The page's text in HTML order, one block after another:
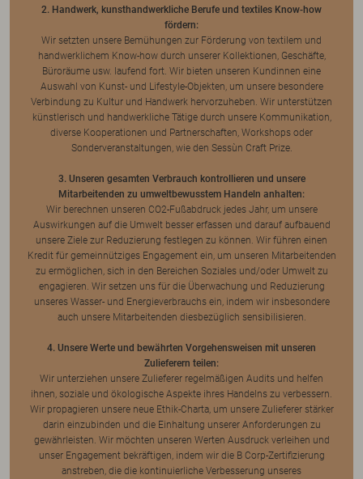
2. Handwerk, kunsthandwerkliche Berufe und textiles Know-how
fördern:
Wir setzten unsere Bemühungen zur Förderung von textilem und
handwerklichem Know-how durch unserer Kollektionen, Geschäfte,
Büroräume usw. laufend fort. Wir bieten unseren Kundinnen eine
Auswahl von Kunst- und Lifestyle-Objekten, um unsere besondere
Verbindung zu Kultur und Handwerk hervorzuheben. Wir unterstützen
künstlerisch und handwerkliche Tätige durch unsere Kommunikation,
diverse Kooperationen und Partnerschaften, Workshops oder
Sonderveranstaltungen, wie den Sessùn Craft Prize.
3. Unseren gesamten Verbrauch kontrollieren und unsere
Mitarbeitenden zu umweltbewusstem Handeln anhalten:
Wir berechnen unseren CO2-Fußabdruck jedes Jahr, um unsere
Auswirkungen auf die Umwelt besser erfassen und darauf aufbauend
unsere Ziele zur Reduzierung festlegen zu können. Wir führen einen
Kredit für gemeinnütziges Engagement ein, um unseren Mitarbeitenden
zu ermöglichen, sich in den Bereichen Soziales und/oder Umwelt zu
engagieren. Wir setzen uns für die Überwachung und Reduzierung
unseres Wasser- und Energieverbrauchs ein, indem wir insbesondere
auch unsere Mitarbeitenden diesbezüglich sensibilisieren.
4. Unsere Werte und bewährten Vorgehensweisen mit unseren
Zulieferern teilen:
Wir unterziehen unsere Zulieferer regelmäßigen Audits und helfen
ihnen, soziale und ökologische Aspekte ihres Handelns zu verbessern.
Wir propagieren unsere neue Ethik-Charta, um unsere Zulieferer stärker
darin einzubinden und die Einhaltung unserer Anforderungen zu
gewährleisten. Wir möchten unseren Werten Ausdruck verleihen und
unser Engagement bekräftigen, indem wir die B Corp-Zertifizierung
anstreben, die die kontinuierliche Verbesserung unseres